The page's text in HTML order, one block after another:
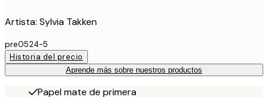
Artista: Sylvia Takken
pre0524-5
Historia del precio
Aprende más sobre nuestros productos
Papel mate de primera